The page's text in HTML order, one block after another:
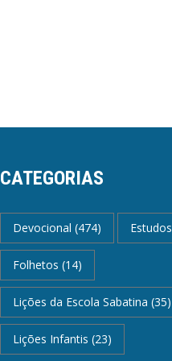
CATEGORIAS
Devocional (474) Estudos
Folhetos (14)
Lições da Escola Sabatina (35)
Lições Infantis (23)